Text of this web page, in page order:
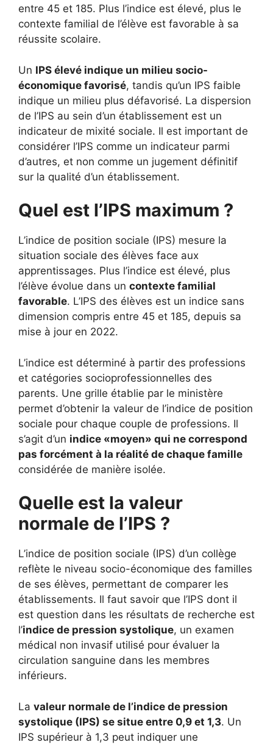
entre 45 et 185. Plus l’indice est élevé, plus le
contexte familial de l’élève est favorable à sa
réussite scolaire.
Un IPS élevé indique un milieu socio-
économique favorisé, tandis qu’un IPS faible
indique un milieu plus défavorisé. La dispersion
de l’IPS au sein d’un établissement est un
indicateur de mixité sociale. Il est important de
considérer l’IPS comme un indicateur parmi
d’autres, et non comme un jugement définitif
sur la qualité d’un établissement.
Quel est l’IPS maximum ?
L’indice de position sociale (IPS) mesure la
situation sociale des élèves face aux
apprentissages. Plus l’indice est élevé, plus
l’élève évolue dans un contexte familial
favorable. L’IPS des élèves est un indice sans
dimension compris entre 45 et 185, depuis sa
mise à jour en 2022.
L’indice est déterminé à partir des professions
et catégories socioprofessionnelles des
parents. Une grille établie par le ministère
permet d’obtenir la valeur de l’indice de position
sociale pour chaque couple de professions. Il
s’agit d’un indice «moyen» qui ne correspond
pas forcément à la réalité de chaque famille
considérée de manière isolée.
Quelle est la valeur
normale de l’IPS ?
L’indice de position sociale (IPS) d’un collège
reflète le niveau socio-économique des familles
de ses élèves, permettant de comparer les
établissements. Il faut savoir que l’IPS dont il
est question dans les résultats de recherche est
l’indice de pression systolique, un examen
médical non invasif utilisé pour évaluer la
circulation sanguine dans les membres
inférieurs.
La valeur normale de l’indice de pression
systolique (IPS) se situe entre 0,9 et 1,3. Un
IPS supérieur à 1,3 peut indiquer une